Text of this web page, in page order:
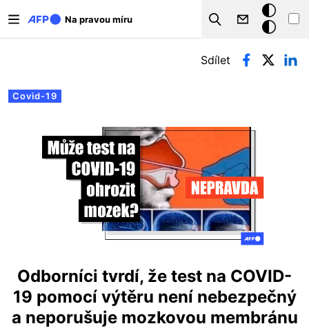
Na pravou míru
Search
Tmavý
režim
Hlavní záložky
Covid-19
Sdílet
Odborníci tvrdí, že test na COVID-
19 pomocí výtěru není nebezpečný
a neporušuje mozkovou membránu